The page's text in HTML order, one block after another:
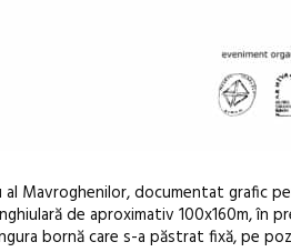
Mavroghenilor, documentat grafic
de aproximativ 100x160m, în
bornă care s-a păstrat fixă, pe